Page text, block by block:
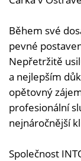
Během své
pevné
Nepřetržitě
a nejlepším
opětovný
profesionální
nejnáročnější
Společnost